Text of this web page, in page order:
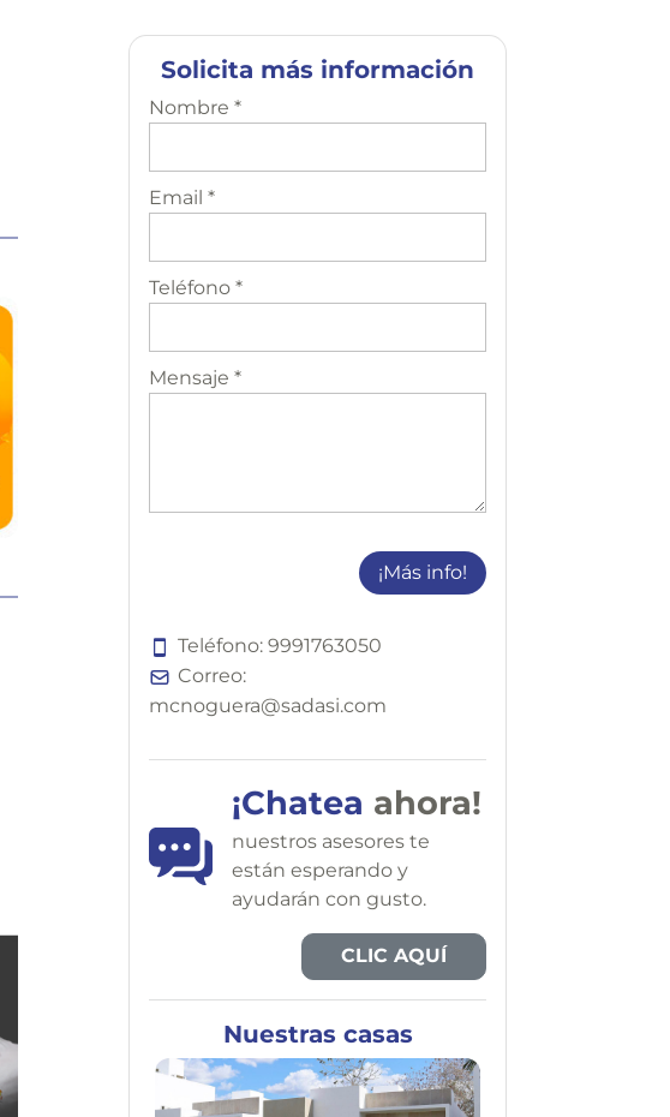
Solicita más información
Nombre *
Email *
Teléfono *
Mensaje *
¡Más info!
Teléfono:9991763050
Correo:
mcnoguera@sadasi.com
¡Chatea ahora!
nuestros asesores te
están esperando y
ayudarán con gusto.
CLIC AQUÍ
Nuestras casas